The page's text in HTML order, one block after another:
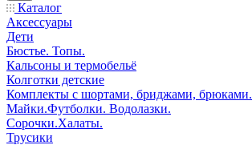
Каталог
Аксессуары
Дети
Бюстье. Топы.
Кальсоны и термобельё
Колготки детские
Комплекты с шортами, бриджами, брюками.
Майки.Футболки. Водолазки.
Сорочки.Халаты.
Трусики